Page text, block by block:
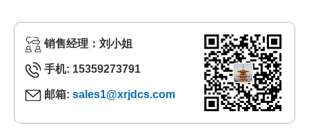
销售经理：刘小姐
手机: 15359273791
邮箱: sales1@xrjdcs.com